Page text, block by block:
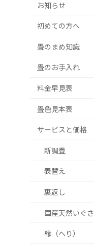
お知らせ
初めての方へ
畳のまめ知識
畳のお手入れ
料金早見表
畳色見本表
サービスと価格
新調畳
表替え
裏返し
国産天然いぐさ
縁（へり）